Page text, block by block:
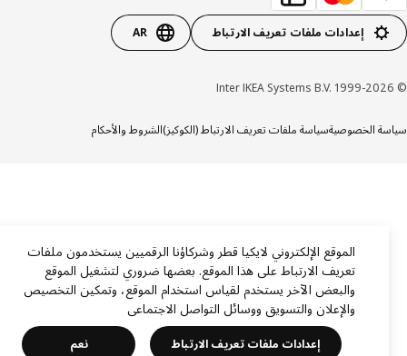
إعدادات ملفات تعريف الارتباط AR
الخصوصيةسياسة ملفات تعريف الارتباط (الكوكيز)الشروط والأحكام
الموقع الإلكتروني لايكيا قطر وشركاؤنا الرقميين يستخدمون ملفات
تعريف الارتباط على هذا الموقع. بعضها ضروري لتشغيل الموقع
والبعض الآخر يستخدم لقياس استخدام الموقع، وتمكين التخصيص
والإعلان والتسويق ووسائل التواصل الاجتماعي
إعدادات ملفات تعريف الارتباط نعم